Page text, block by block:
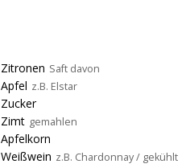
Zitronen Saft davon
Apfel z.B. Elstar
Zucker
Zimt gemahlen
Apfelkorn
Weißwein z.B. Chardonnay / gekühlt